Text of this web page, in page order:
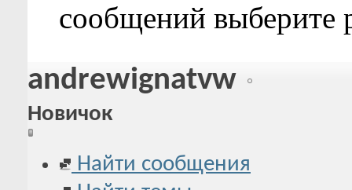
сообщений выберите
andrewignatvw
Новичок
Найти сообщения